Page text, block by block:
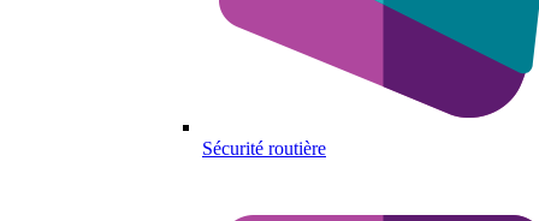
Sécurité routière